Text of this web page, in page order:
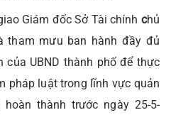
Giám đốc Sở Tài chính chủ
tham mưu ban hành đầy đủ
của UBND thành phố để thực
pháp luật trong lĩnh vực quản
thành trước ngày 25-5-